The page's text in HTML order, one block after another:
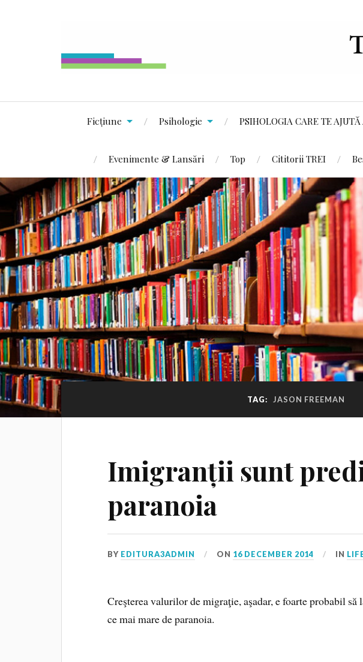
Ficțiune Psihologie PSIHOLOGIA CARE TE
Evenimente & Lansări Top Cititorii TREI
TAG: JASON FREEMAN
Imigranții sunt
paranoia
BY EDITURA3ADMIN ON 16 DECEMBER 2014 IN
Creşterea valurilor de migraţie, aşadar, e foarte probabil să
ce mai mare de paranoia.